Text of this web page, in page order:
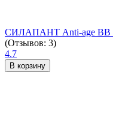
СИЛАПАНТ Anti-age ВВ
(Отзывов: 3)
4.7
В корзину